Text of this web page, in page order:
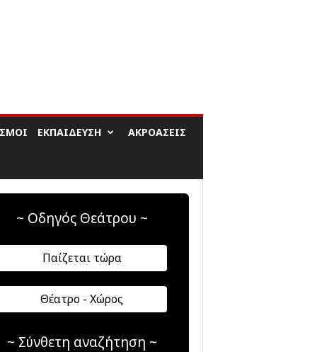
ΕΚΠΑΊΔΕΥΣΗ ΑΚΡΟΆΣΕΙΣ
~ Οδηγός Θεάτρου ~
Παίζεται τώρα
Θέατρο - Χώρος
~ Σύνθετη αναζήτηση ~